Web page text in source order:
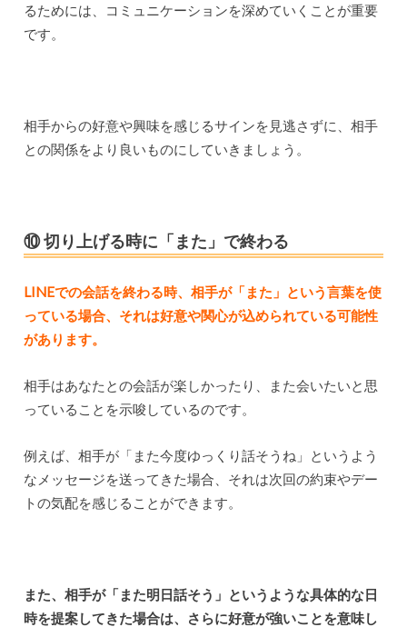
るためには、コミュニケーションを深めていくことが重要
です。
相手からの好意や興味を感じるサインを見逃さずに、相手
との関係をより良いものにしていきましょう。
⑩ 切り上げる時に「また」で終わる
LINEでの会話を終わる時、相手が「また」という言葉を使
っている場合、それは好意や関心が込められている可能性
があります。
相手はあなたとの会話が楽しかったり、また会いたいと思
っていることを示唆しているのです。
例えば、相手が「また今度ゆっくり話そうね」というよう
なメッセージを送ってきた場合、それは次回の約束やデー
トの気配を感じることができます。
また、相手が「また明日話そう」というような具体的な日
時を提案してきた場合は、さらに好意が強いことを意味し